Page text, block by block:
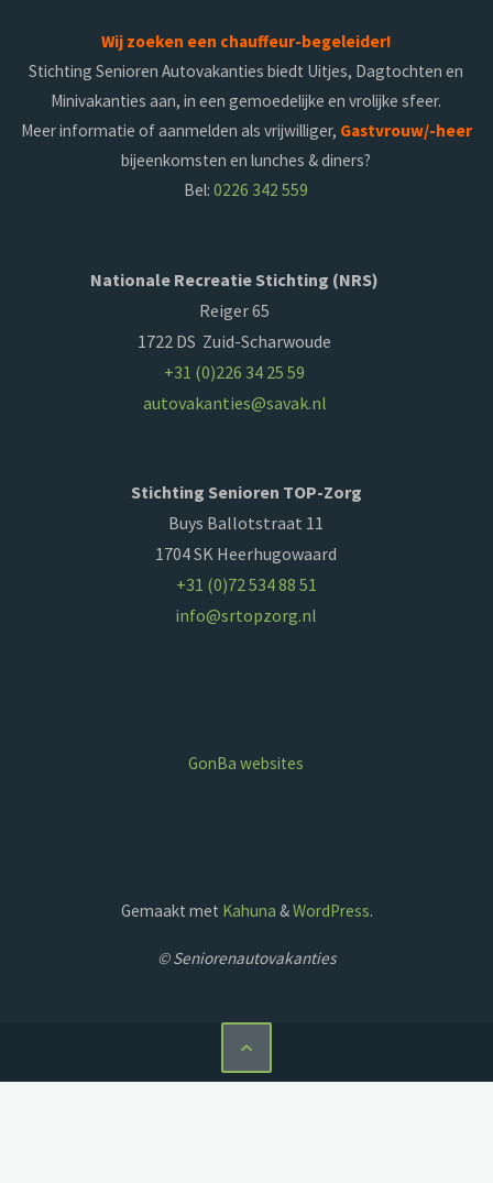
Wij zoeken een chauffeur-begeleider!
Stichting Senioren Autovakanties biedt Uitjes, Dagtochten en
Minivakanties aan, in een gemoedelijke en vrolijke sfeer.
Meer informatie of aanmelden als vrijwilliger, Gastvrouw/-heer
bijeenkomsten en lunches & diners?
Bel:0226 342 559
Nationale Recreatie Stichting (NRS)
Reiger 65
1722 DS Zuid-Scharwoude
+31 (0)226 34 25 59
autovakanties@savak.nl
Stichting Senioren TOP-Zorg
Buys Ballotstraat 11
1704 SK Heerhugowaard
+31 (0)72 534 88 51
info@srtopzorg.nl
GonBa websites
Gemaakt met Kahuna &WordPress.
© Seniorenautovakanties